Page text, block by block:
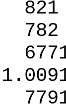
821
782
677
1.009
779